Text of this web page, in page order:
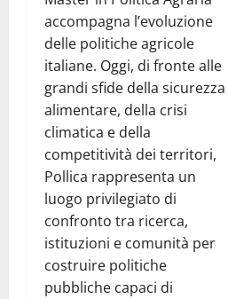
accompagna l’evoluzione
delle politiche agricole
italiane. Oggi, di fronte alle
grandi sfide della sicurezza
alimentare, della crisi
climatica e della
competitività dei territori,
Pollica rappresenta un
luogo privilegiato di
confronto tra ricerca,
istituzioni e comunità per
costruire politiche
pubbliche capaci di